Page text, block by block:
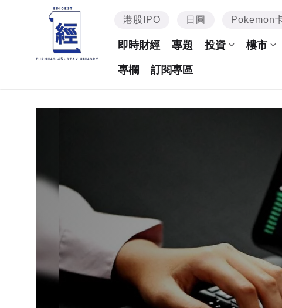
港股IPO 日圓 Pokemon
即時財經 專題 投資 樓市
專欄 訂閱專區